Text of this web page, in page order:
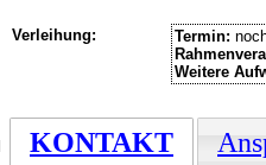
Verleihung: Termin:
Weitere
KONTAKT